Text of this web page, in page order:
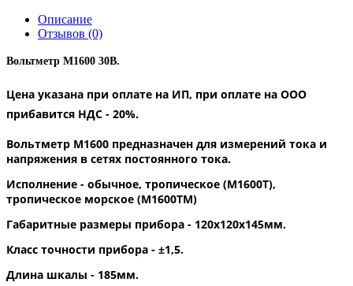
Описание
Отзывов (0)
Вольтметр М1600 30В.
Цена указана при оплате на ИП, при оплате на ООО
прибавится НДС - 20%.
Вольтметр М1600 предназначен для измерений тока и
напряжения в сетях постоянного тока.
Исполнение - обычное, тропическое (М1600Т),
тропическое морское (М1600ТМ)
Габаритные размеры прибора - 120x120x145мм.
Класс точности прибора - ±1,5.
Длина шкалы - 185мм.